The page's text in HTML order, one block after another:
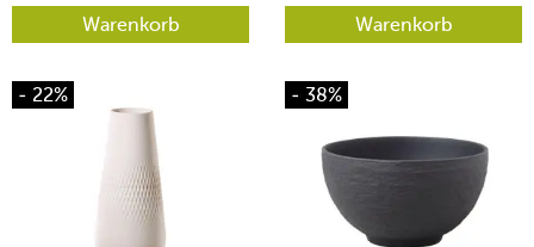
Warenkorb Warenkorb
- 22% - 38%